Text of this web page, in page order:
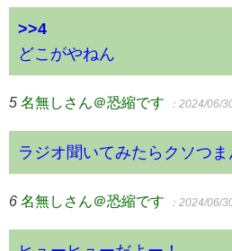
>>4
どこがやねん
5 名無しさん＠恐縮です ：2024/06/
ラジオ聞いてみたらクソつま
6 名無しさん＠恐縮です ：2024/06/